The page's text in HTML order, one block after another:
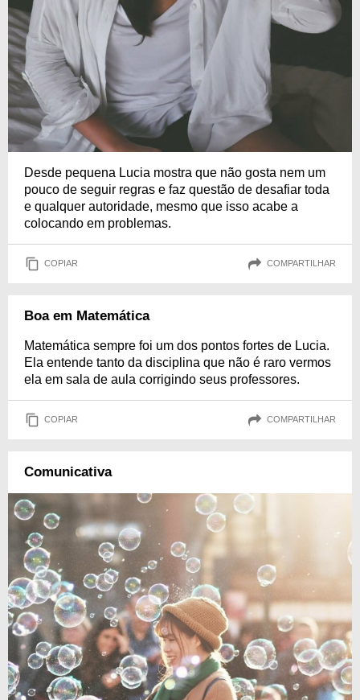
Desde pequena Lucia mostra que não gosta nem um
pouco de seguir regras e faz questão de desafiar toda
e qualquer autoridade, mesmo que isso acabe a
colocando em problemas.
COPIAR COMPARTILHAR
Boa em Matemática
Matemática sempre foi um dos pontos fortes de Lucia.
Ela entende tanto da disciplina que não é raro vermos
ela em sala de aula corrigindo seus professores.
COPIAR COMPARTILHAR
Comunicativa